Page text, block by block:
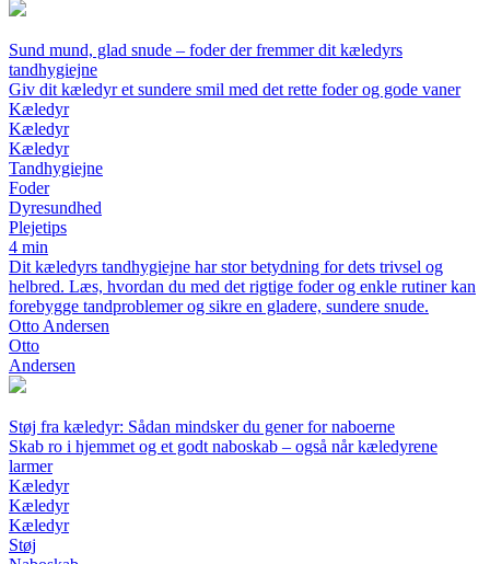
Sund mund, glad snude – foder der fremmer dit kæledyrs
tandhygiejne
Giv dit kæledyr et sundere smil med det rette foder og gode vaner
Kæledyr
Kæledyr
Kæledyr
Tandhygiejne
Foder
Dyresundhed
Plejetips
4 min
Dit kæledyrs tandhygiejne har stor betydning for dets trivsel og
helbred. Læs, hvordan du med det rigtige foder og enkle rutiner kan
forebygge tandproblemer og sikre en gladere, sundere snude.
Otto Andersen
Otto
Andersen
Støj fra kæledyr: Sådan mindsker du gener for naboerne
Skab ro i hjemmet og et godt naboskab – også når kæledyrene
larmer
Kæledyr
Kæledyr
Kæledyr
Støj